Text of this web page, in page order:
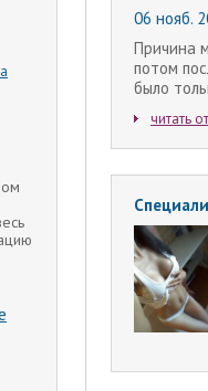
06 нояб.
Причина
потом
было
читать